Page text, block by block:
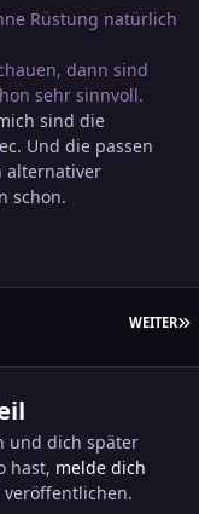
Rüstung natürlich
dann sind
sehr sinnvoll.
sind die
Und die passen
alternativer
schon.
WEITER
und dich später
hast, melde dich